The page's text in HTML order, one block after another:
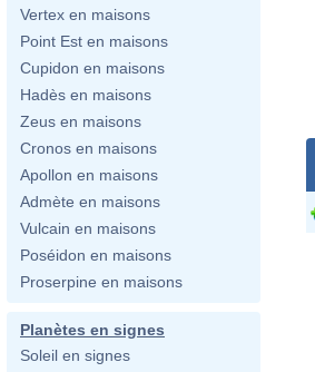
Vertex en maisons
Point Est en maisons
Cupidon en maisons
Hadès en maisons
Zeus en maisons
Cronos en maisons
Apollon en maisons
Admète en maisons
Vulcain en maisons
Poséidon en maisons
Proserpine en maisons
Planètes en signes
Soleil en signes